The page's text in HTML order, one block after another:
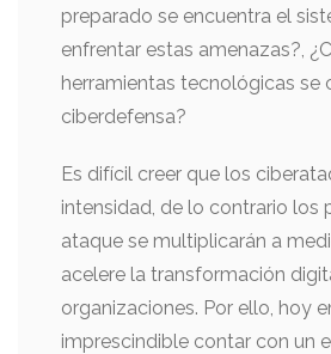
preparado se encuentra el
enfrentar estas amenazas?,
herramientas tecnológicas se
ciberdefensa?
Es difícil creer que los
intensidad, de lo contrario los
ataque se multiplicarán a
acelere la transformación
organizaciones. Por ello, hoy
imprescindible contar con un